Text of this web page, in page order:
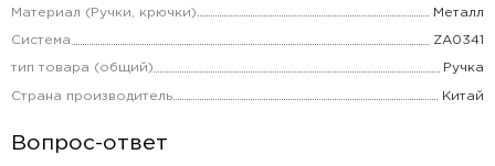
Материал (Ручки, крючки) Металл
Система ZA0341
тип товара (общий) Ручка
Страна производитель Китай
Вопрос-ответ